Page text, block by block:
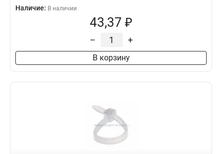
Наличие: В наличии
43,37 ₽
– +
В корзину